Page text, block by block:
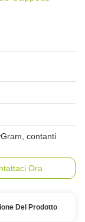
contanti
Ora
Del Prodotto